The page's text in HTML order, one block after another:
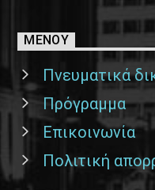
ΜΕΝΟΥ
Πνευματικά
Πρόγραμμα
Επικοινωνία
Πολιτική